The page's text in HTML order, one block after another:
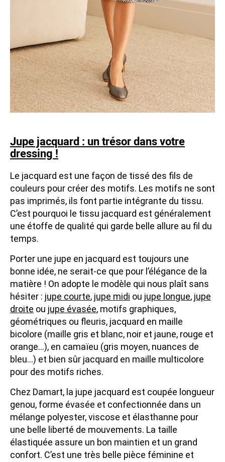
Jupe jacquard : un trésor dans votre
dressing !
Le jacquard est une façon de tissé des fils de
couleurs pour créer des motifs. Les motifs ne sont
pas imprimés, ils font partie intégrante du tissu.
C’est pourquoi le tissu jacquard est généralement
une étoffe de qualité qui garde belle allure au fil du
temps.
Porter une jupe en jacquard est toujours une
bonne idée, ne serait-ce que pour l’élégance de la
matière ! On adopte le modèle qui nous plaît sans
hésiter : jupe courte, jupe midi ou jupe longue, jupe
droite ou jupe évasée, motifs graphiques,
géométriques ou fleuris, jacquard en maille
bicolore (maille gris et blanc, noir et jaune, rouge et
orange...), en camaïeu (gris moyen, nuances de
bleu...) et bien sûr jacquard en maille multicolore
pour des motifs riches.
Chez Damart, la jupe jacquard est coupée longueur
genou, forme évasée et confectionnée dans un
mélange polyester, viscose et élasthanne pour
une belle liberté de mouvements. La taille
élastiquée assure un bon maintien et un grand
confort. C’est une très belle pièce féminine et